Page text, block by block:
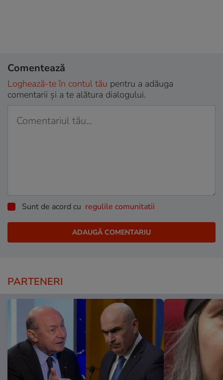
Comentează
Loghează-te în contul tău pentru a adăuga
comentarii și a te alătura dialogului.
Sunt de acord cu regulile comunitatii
PARTENERI